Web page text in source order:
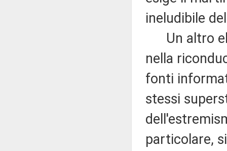
ineludibile
Un altro
nella
fonti
stessi
particolare,